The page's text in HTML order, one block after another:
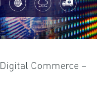
Commerce –